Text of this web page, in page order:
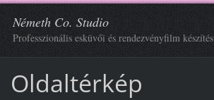
Németh Co. Studio
Professzionális esküvői és rendezvényfilm készítés
Oldaltérkép